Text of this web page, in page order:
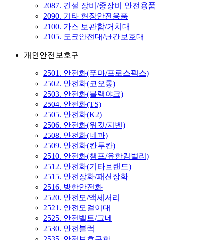
2087. 건설 장비/중장비 안전용품
2090. 기타 현장안전용품
2100. 가스 보관함/거치대
2105. 도크안전대/난간보호대
개인안전보호구
2501. 안전화(푸마/프로스펙스)
2502. 안전화(코오롱)
2503. 안전화(블랙야크)
2504. 안전화(TS)
2505. 안전화(K2)
2506. 안전화(워킷/지벤)
2508. 안전화(네파)
2509. 안전화(칸투칸)
2510. 안전화(챔프/유한킴벌리)
2512. 안전화(기타브랜드)
2515. 안전장화/패션장화
2516. 방한안전화
2520. 안전모/액세서리
2521. 안전모걸이대
2525. 안전벨트/그네
2530. 안전블럭